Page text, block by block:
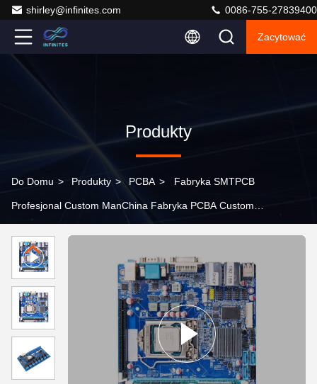
shirley@infinites.com 0086-755-27839400
Zacytować
Produkty
Do Domu > Produkty > PCBA > Fabryka SMTPCB
Profesjonal Custom ManChina Fabryka PCBA Custom